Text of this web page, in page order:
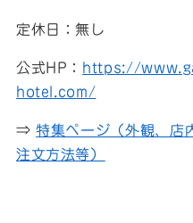
定休日：無し
公式HP：
https://
hotel.com/
⇒特集ページ（外観、店
注文方法等）